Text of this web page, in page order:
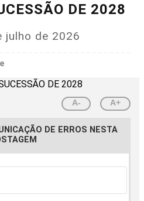
DE 2028
julho de 2026
A- A+
DE ERROS NESTA